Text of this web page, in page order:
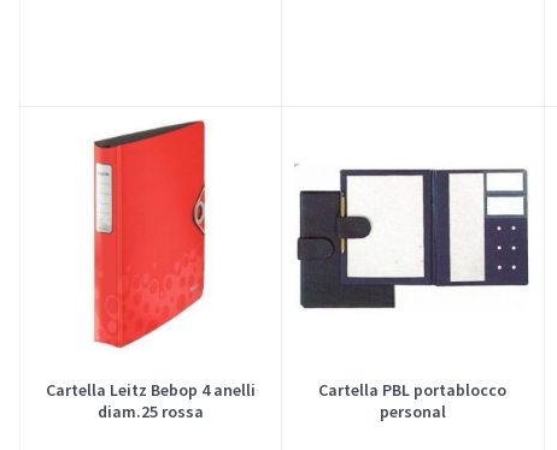
Cartella Leitz Bebop 4 anelli
diam.25 rossa
Cartella PBL portablocco
personal